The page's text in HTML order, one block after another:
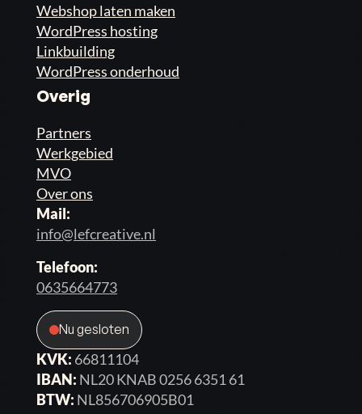
Webshop laten maken
WordPress hosting
Linkbuilding
WordPress onderhoud
Overig
Partners
Werkgebied
MVO
Over ons
Mail:
info@lefcreative.nl
Telefoon:
0635664773
Nu gesloten
KVK: 66811104
IBAN: NL20 KNAB 0256 6351 61
BTW: NL856706905B01